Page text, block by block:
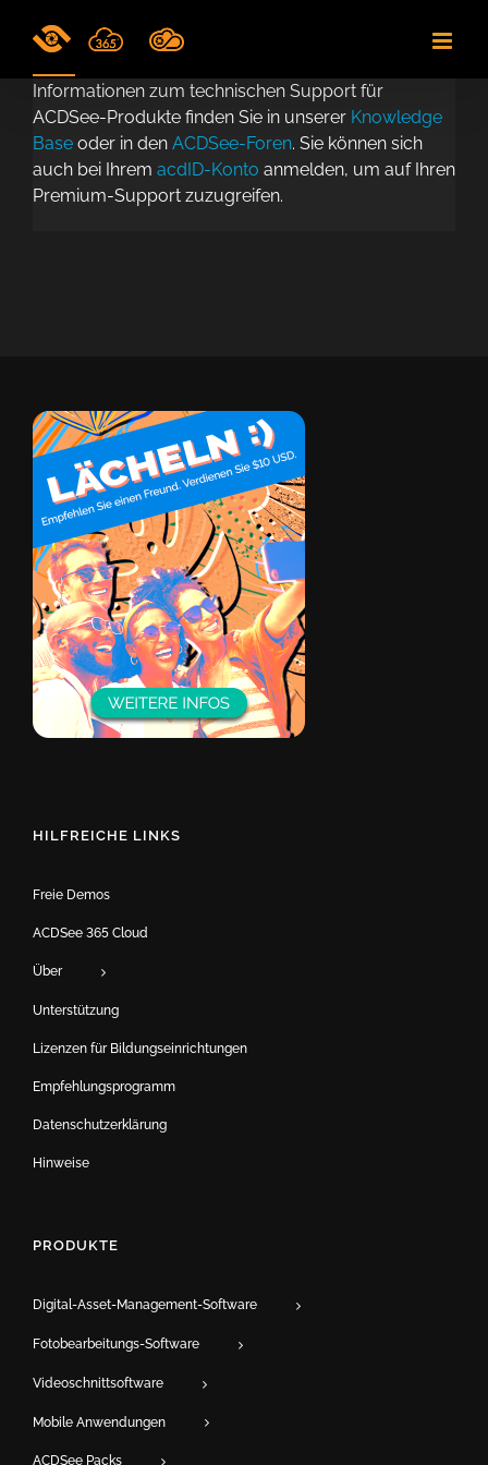
Informationen zum technischen Support für
ACDSee-Produkte finden Sie in unserer Knowledge
Base oder in den ACDSee-Foren. Sie können sich
auch bei Ihrem acdID-Konto anmelden, um auf Ihren
Premium-Support zuzugreifen.
HILFREICHE LINKS
Freie Demos
ACDSee 365 Cloud
Über
Unterstützung
Lizenzen für Bildungseinrichtungen
Empfehlungsprogramm
Datenschutzerklärung
Hinweise
PRODUKTE
Digital-Asset-Management-Software
Fotobearbeitungs-Software
Videoschnittsoftware
Mobile Anwendungen
ACDSee Packs